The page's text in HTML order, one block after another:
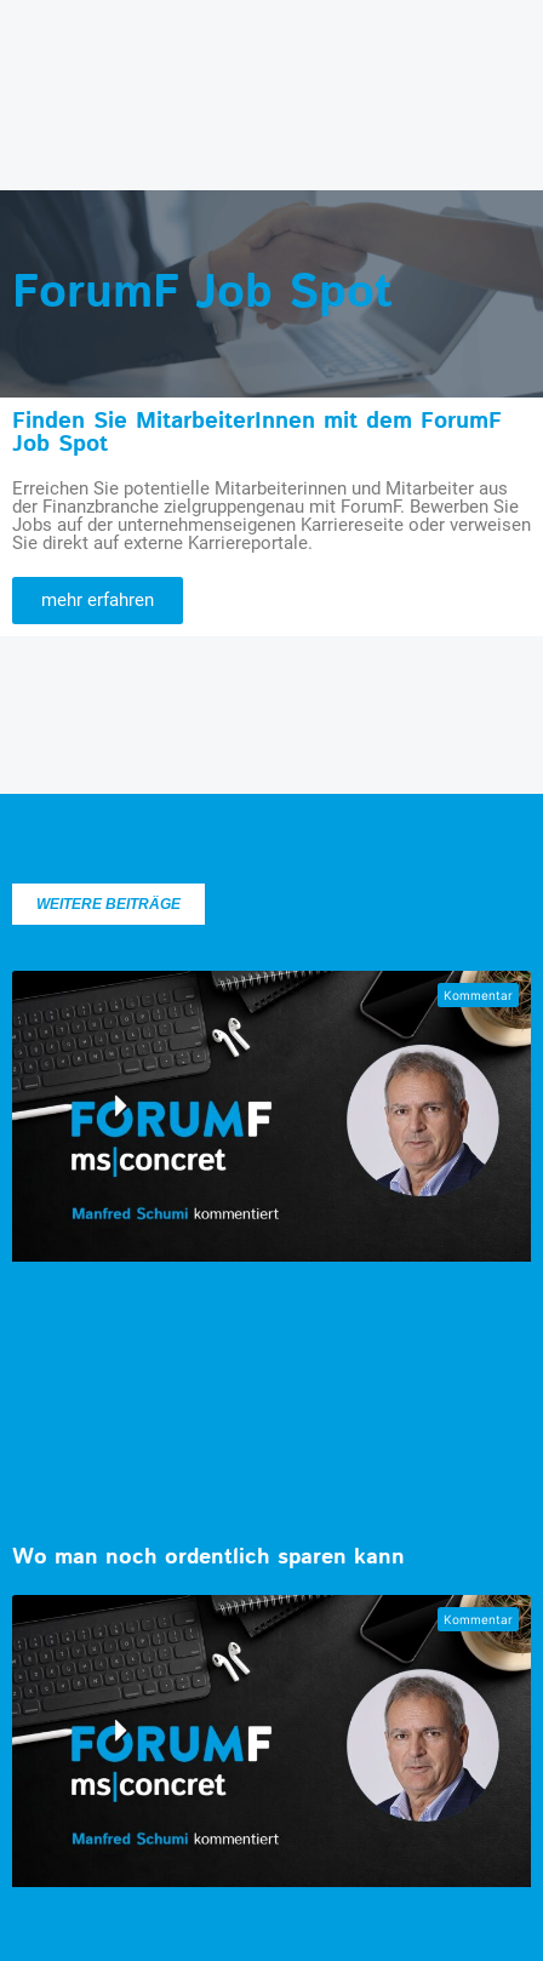
ForumF Job Spot
Finden Sie MitarbeiterInnen mit dem ForumF
Job Spot
Erreichen Sie potentielle Mitarbeiterinnen und Mitarbeiter aus
der Finanzbranche zielgruppengenau mit ForumF. Bewerben Sie
Jobs auf der unternehmenseigenen Karriereseite oder verweisen
Sie direkt auf externe Karriereportale.
mehr erfahren
WEITERE BEITRÄGE
Wo man noch ordentlich sparen kann